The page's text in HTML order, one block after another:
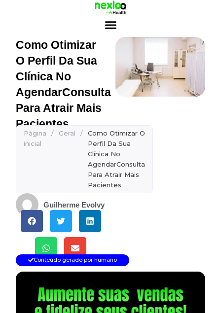
conteúdoComo Otimizar
O Perfil Da Sua
Clínica No
AgendarConsulta
Para Atrair Mais
Pacientes
Página
inicial
/ Geral /
Como Otimizar O
Perfil Da Sua
Clínica No
AgendarConsulta
Para Atrair Mais
Pacientes
Guilherme Evolvy
Conteúdo gerado por humano